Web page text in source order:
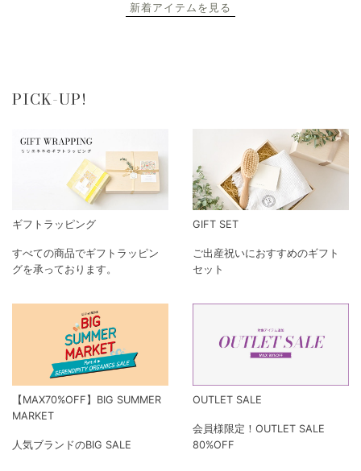
新着アイテムを見る
PICK-UP!
ギフトラッピング
すべての商品でギフトラッピン
グを承っております。
GIFT SET
ご出産祝いにおすすめのギフト
セット
【MAX70%OFF】BIG SUMMER
MARKET
人気ブランドのBIG SALE
OUTLET SALE
会員様限定！OUTLET SALE
80%OFF